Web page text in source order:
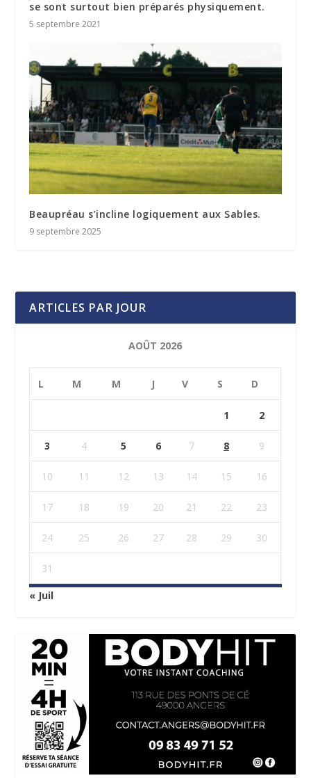
se sont surtout bien préparés physiquement.
5 septembre 2021
Beaupréau s’incline logiquement aux Sables.
9 septembre 2025
ARTICLES PAR JOUR
AOÛT 2026
L M M J V S D
1 2
3 4 5 6 7 8 9
10 11 12 13 14 15 16
17 18 19 20 21 22 23
24 25 26 27 28 29 30
31
« Juil